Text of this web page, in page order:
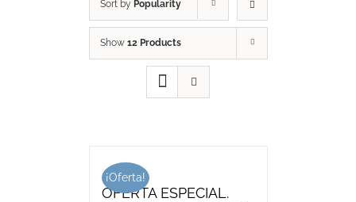
Sort by Popularity
Show 12 Products
¡Oferta!
OFERTA ESPECIAL.